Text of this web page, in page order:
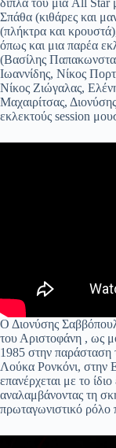
δίπλα του μια All Star
Σπάθα (κιθάρες και
(πλήκτρα και
όπως και μια παρέα
(Βασίλης
Ιωαννίδης, Νίκος
Νίκος Ζιώγαλας,
Μαχαιρίτσας,
εκλεκτούς session
Ο Διονύσης
του Αριστοφάνη , ως
1985 στην παράσταση
Λούκα Ρονκόνι, στην
επανέρχεται με το
αναλαμβάνοντας τη
πρωταγωνιστικό